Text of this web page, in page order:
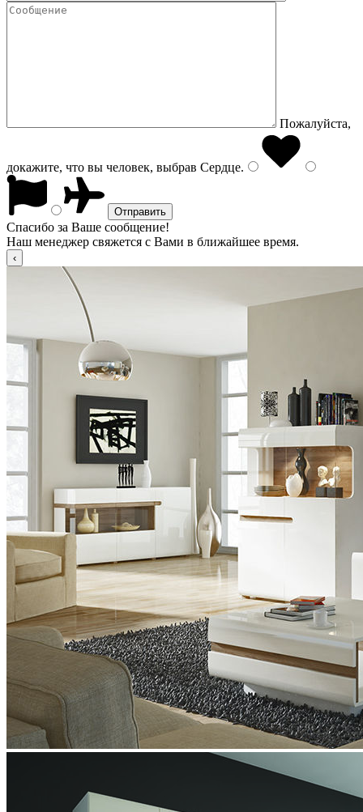
Пожалуйста,
докажите, что вы человек, выбрав Сердце.
Спасибо за Ваше сообщение!
Наш менеджер свяжется с Вами в ближайшее время.